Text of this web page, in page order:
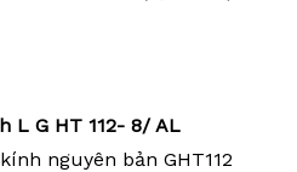
L G HT 112- 8/AL
nguyên bản GHT112